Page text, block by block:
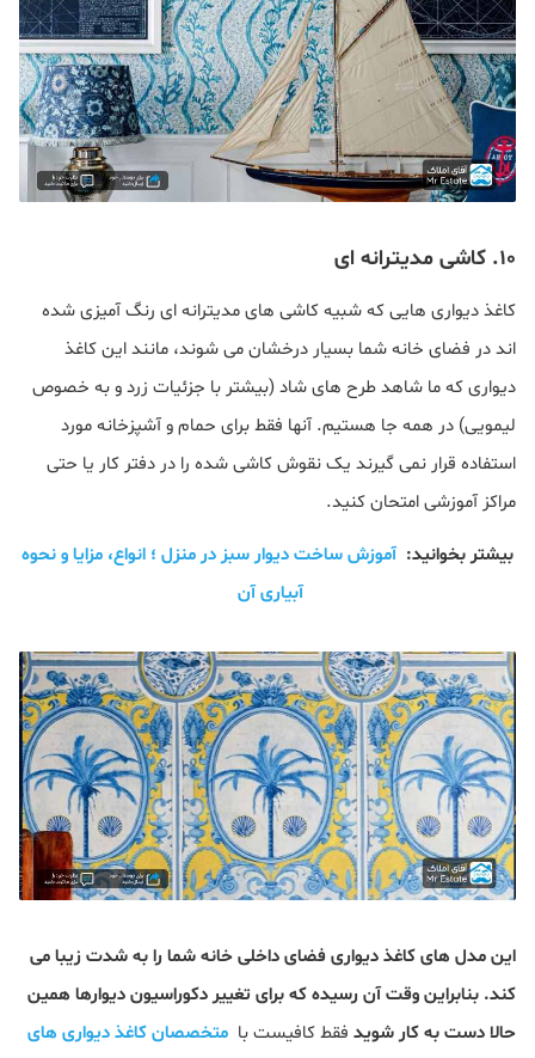
۱۰. کاشی مدیترانه ای
کاغذ دیواری هایی که شبیه کاشی های مدیترانه ای رنگ آمیزی شده
اند در فضای خانه شما بسیار درخشان می شوند، مانند این کاغذ
دیواری که ما شاهد طرح های شاد (بیشتر با جزئیات زرد و به خصوص
لیمویی) در همه جا هستیم. آنها فقط برای حمام و آشپزخانه مورد
استفاده قرار نمی گیرند یک نقوش کاشی شده را در دفتر کار یا حتی
مراکز آموزشی امتحان کنید.
بیشتر بخوانید: آموزش ساخت دیوار سبز در منزل ؛ انواع، مزایا و نحوه
آبیاری آن
این مدل های کاغذ دیواری فضای داخلی خانه شما را به شدت زیبا می
کند. بنابراین وقت آن رسیده که برای تغییر دکوراسیون دیوارها همین
حالا دست به کار شوید فقط کافیست با متخصصان کاغذ دیواری های